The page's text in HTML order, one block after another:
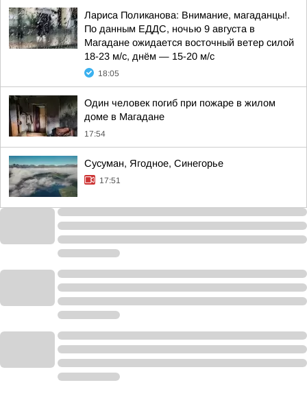
Лариса Поликанова: Внимание, магаданцы!.
По данным ЕДДС, ночью 9 августа в
Магадане ожидается восточный ветер силой
18-23 м/с, днём — 15-20 м/с
18:05
Один человек погиб при пожаре в жилом
доме в Магадане
17:54
Сусуман, Ягодное, Синегорье
17:51